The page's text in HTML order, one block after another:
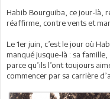
Habib Bourguiba, ce jour-là,
réaffirme, contre vents et
Le 1er juin, c’est le jour où
manqué jusque-là : sa
parce qu’ils l’ont toujours
commencer par sa carrière